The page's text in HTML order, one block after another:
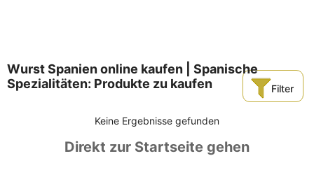
Wurst Spanien online kaufen | Spanische
Spezialitäten: Produkte zu kaufen
Filter
Keine Ergebnisse gefunden
Direkt zur Startseite gehen